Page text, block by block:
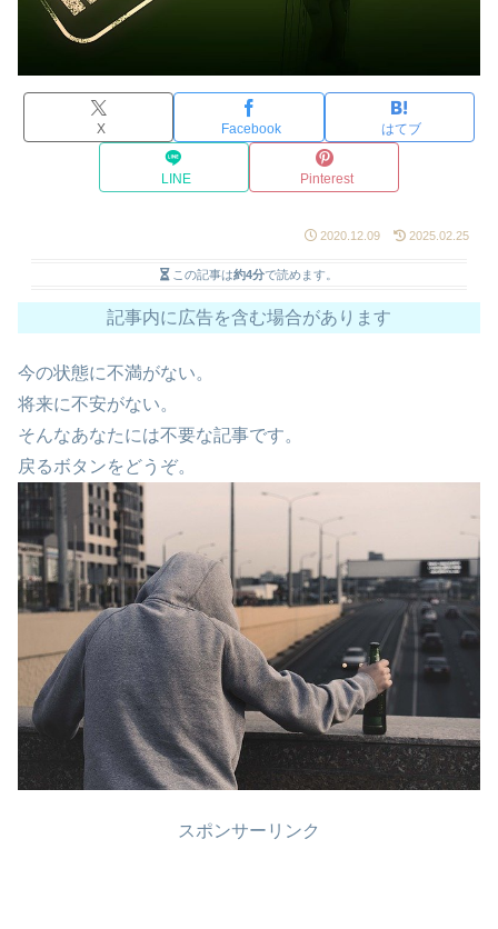
X Facebook はてブ
LINE Pinterest
2020.12.09 2025.02.25
この記事は約4分で読めます。
記事内に広告を含む場合があります
今の状態に不満がない。
将来に不安がない。
そんなあなたには不要な記事です。
戻るボタンをどうぞ。
スポンサーリンク